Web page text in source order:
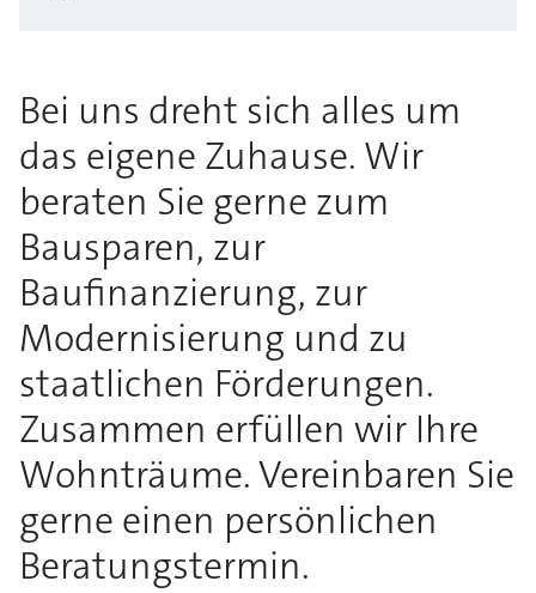
Bei uns dreht sich alles um
das eigene Zuhause. Wir
beraten Sie gerne zum
Bausparen, zur
Baufinanzierung, zur
Modernisierung und zu
staatlichen Förderungen.
Zusammen erfüllen wir Ihre
Wohnträume. Vereinbaren Sie
gerne einen persönlichen
Beratungstermin.